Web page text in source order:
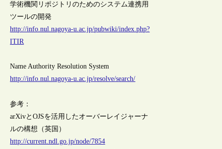
学術機関リポジトリのためのシステム連携用
ツールの開発
http://info.nul.nagoya-u.ac.jp/pubwiki/index.php?
ITIR
Name Authority Resolution System
http://info.nul.nagoya-u.ac.jp/resolve/search/
参考：
arXivとOJSを活用したオーバーレイジャーナ
ルの構想（英国）
http://current.ndl.go.jp/node/7854